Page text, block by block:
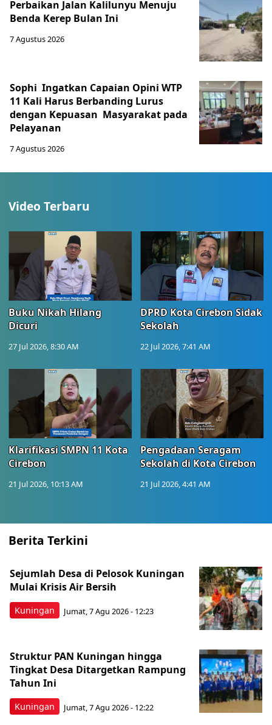
Perbaikan Jalan Kalilunyu Menuju
Benda Kerep Bulan Ini
7 Agustus 2026
Sophi Ingatkan Capaian Opini WTP
11 Kali Harus Berbanding Lurus
dengan Kepuasan Masyarakat pada
Pelayanan
7 Agustus 2026
Video Terbaru
Buku Nikah Hilang
Dicuri
27 Jul 2026, 8:30 AM
DPRD Kota Cirebon Sidak
Sekolah
22 Jul 2026, 7:41 AM
Klarifikasi SMPN 11 Kota
Cirebon
21 Jul 2026, 10:13 AM
Pengadaan Seragam
Sekolah di Kota Cirebon
21 Jul 2026, 4:41 AM
Berita Terkini
Kuningan
Sejumlah Desa di Pelosok Kuningan
Mulai Krisis Air Bersih
Jumat, 7 Agu 2026 - 12:23
Kuningan
Struktur PAN Kuningan hingga
Tingkat Desa Ditargetkan Rampung
Tahun Ini
Jumat, 7 Agu 2026 - 12:22